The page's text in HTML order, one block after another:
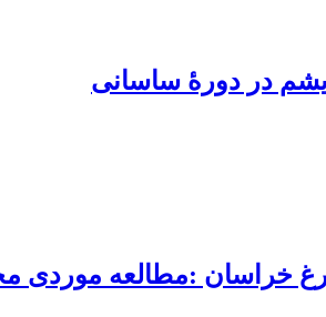
در دورۀ ساسانی
خراسان :مطالعه موردی